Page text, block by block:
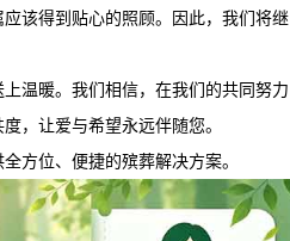
该得到贴心的照顾。因此，我们将继
温暖。我们相信，在我们的共同努力
，让爱与希望永远伴随您。
方位、便捷的殡葬解决方案。